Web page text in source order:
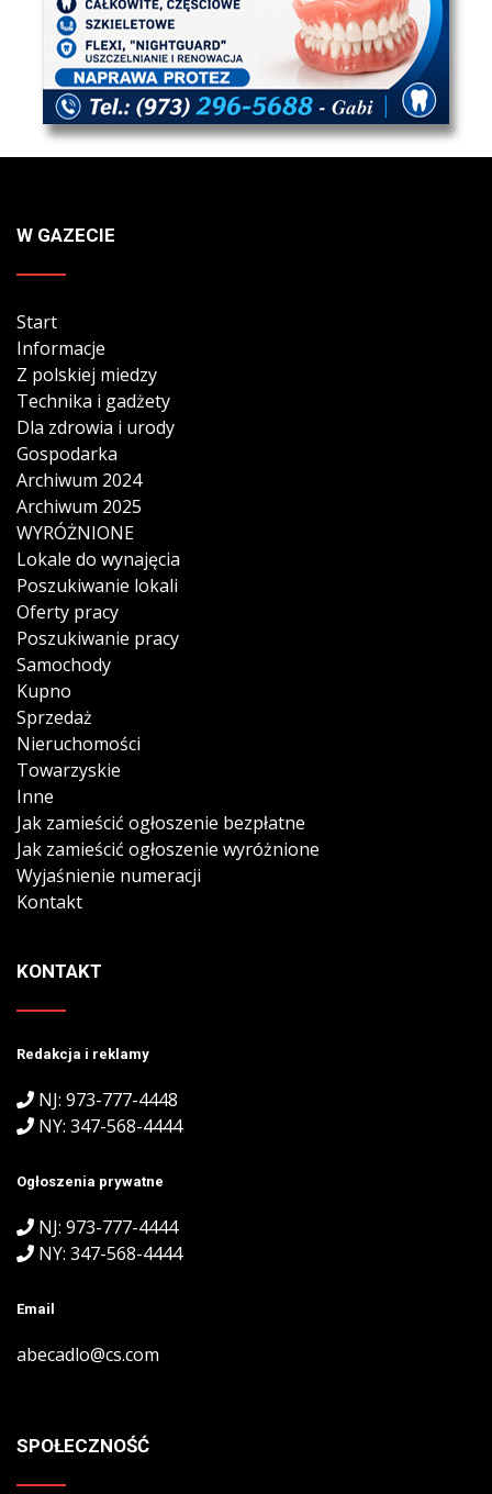
W GAZECIE
Start
Informacje
Z polskiej miedzy
Technika i gadżety
Dla zdrowia i urody
Gospodarka
Archiwum 2024
Archiwum 2025
WYRÓŻNIONE
Lokale do wynajęcia
Poszukiwanie lokali
Oferty pracy
Poszukiwanie pracy
Samochody
Kupno
Sprzedaż
Nieruchomości
Towarzyskie
Inne
Jak zamieścić ogłoszenie bezpłatne
Jak zamieścić ogłoszenie wyróżnione
Wyjaśnienie numeracji
Kontakt
KONTAKT
Redakcja i reklamy
NJ: 973-777-4448
NY: 347-568-4444
Ogłoszenia prywatne
NJ: 973-777-4444
NY: 347-568-4444
Email
abecadlo@cs.com
SPOŁECZNOŚĆ